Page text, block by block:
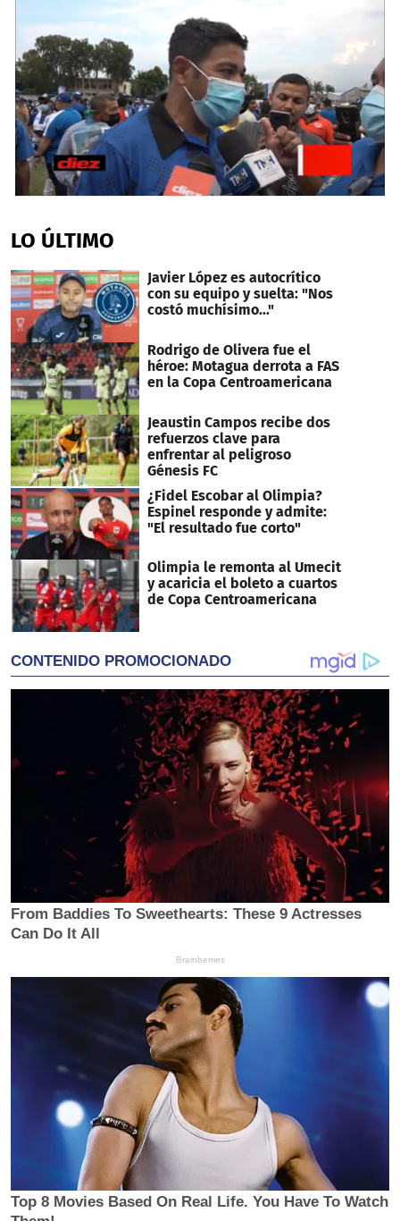
of
1
7
seconds
LO ÚLTIMO
Javier López es autocrítico
con su equipo y suelta: "Nos
costó muchísimo..."
Rodrigo de Olivera fue el
héroe: Motagua derrota a FAS
en la Copa Centroamericana
Jeaustin Campos recibe dos
refuerzos clave para
enfrentar al peligroso
Génesis FC
¿Fidel Escobar al Olimpia?
Espinel responde y admite:
"El resultado fue corto"
Olimpia le remonta al Umecit
y acaricia el boleto a cuartos
de Copa Centroamericana